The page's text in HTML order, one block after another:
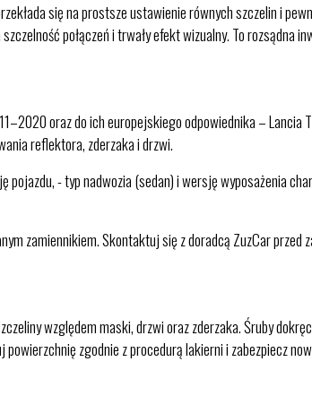
się na prostsze ustawienie równych szczelin i
połączeń i trwały efekt wizualny. To rozsądna
oraz do ich europejskiego odpowiednika – Lancia
reflektora, zderzaka i drzwi.
- typ nadwozia (sedan) i wersję wyposażenia
zamiennikiem. Skontaktuj się z doradcą ZuzCar przed
względem maski, drzwi oraz zderzaka. Śruby
zgodnie z procedurą lakierni i zabezpiecz